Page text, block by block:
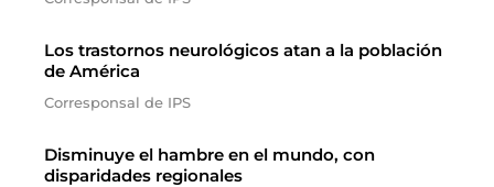
Los trastornos neurológicos atan a la población
de América
Corresponsal de IPS
Disminuye el hambre en el mundo, con
disparidades regionales